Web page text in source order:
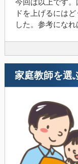
今回は以上です
ドを上げるには
した。参考になれ
家庭教師を選